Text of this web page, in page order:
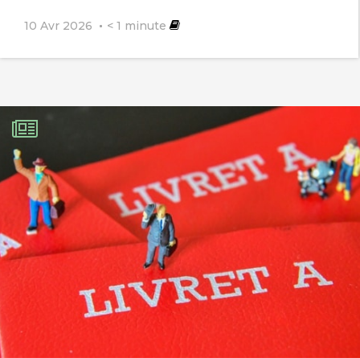
10 Avr 2026 < 1 minute